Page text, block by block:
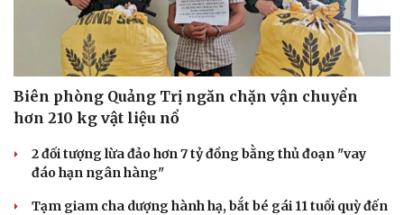
Doanh nhân
Vì cộng đồng
Trải nghiệm
Chuyển đổi số
Biên phòng Quảng Trị ngăn chặn vận chuyển
hơn 210 kg vật liệu nổ
2 đối tượng lừa đảo hơn 7 tỷ đồng bằng thủ đoạn "vay
đáo hạn ngân hàng"
Tạm giam cha dượng hành hạ, bắt bé gái 11 tuổi quỳ đến